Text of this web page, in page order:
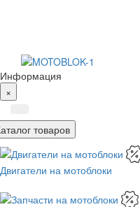
Информация
×
товаров
Двигатели на мотоблоки